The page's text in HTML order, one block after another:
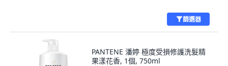
篩選器
PANTENE 潘婷 極度受損修護洗髮精
果漾花香, 1個, 750ml